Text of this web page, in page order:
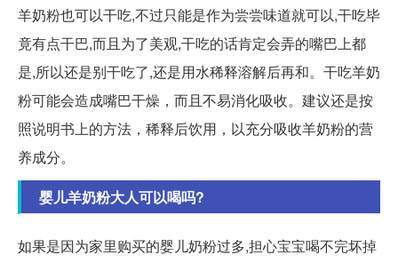
羊奶粉也可以干吃,不过只能是作为尝尝味道就可以,干吃毕
竟有点干巴,而且为了美观,干吃的话肯定会弄的嘴巴上都
是,所以还是别干吃了,还是用水稀释溶解后再和。干吃羊奶
粉可能会造成嘴巴干燥，而且不易消化吸收。建议还是按
照说明书上的方法，稀释后饮用，以充分吸收羊奶粉的营
养成分。
婴儿羊奶粉大人可以喝吗?
如果是因为家里购买的婴儿奶粉过多,担心宝宝喝不完坏掉